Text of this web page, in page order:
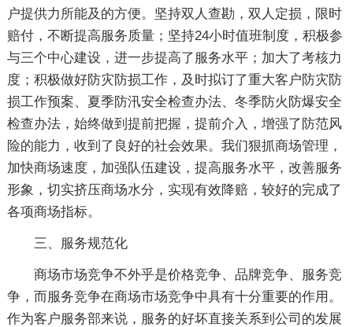
户提供力所能及的方便。坚持双人查勘，双人定损，限时
赔付，不断提高服务质量；坚持24小时值班制度，积极参
与三个中心建设，进一步提高了服务水平；加大了考核力
度；积极做好防灾防损工作，及时拟订了重大客户防灾防
损工作预案、夏季防汛安全检查办法、冬季防火防爆安全
检查办法，始终做到提前把握，提前介入，增强了防范风
险的能力，收到了良好的社会效果。我们狠抓商场管理，
加快商场速度，加强队伍建设，提高服务水平，改善服务
形象，切实挤压商场水分，实现有效降赔，较好的完成了
各项商场指标。
三、服务规范化
商场市场竞争不外乎是价格竞争、品牌竞争、服务竞
争，而服务竞争在商场市场竞争中具有十分重要的作用。
作为客户服务部来说，服务的好坏直接关系到公司的发展